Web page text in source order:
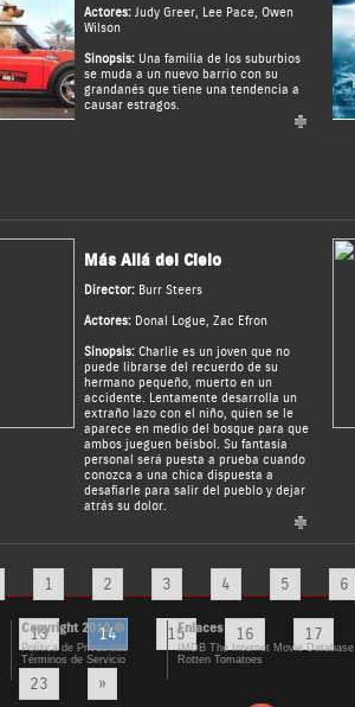
Actores: Judy Greer, Lee Pace, Owen
Wilson
Sinopsis:Una familia de los suburbios
se muda a un nuevo barrio con su
grandanés que tiene una tendencia a
causar estragos.
Más Allá del Cielo
Director: Burr Steers
Actores: Donal Logue, Zac Efron
Sinopsis:Charlie es un joven que no
puede librarse del recuerdo de su
hermano pequeño, muerto en un
accidente. Lentamente desarrolla un
extraño lazo con el niño, quien se le
aparece en medio del bosque para que
ambos jueguen béisbol. Su fantasía
personal será puesta a prueba cuando
conozca a una chica dispuesta a
desafiarle para salir del pueblo y dejar
atrás su dolor.
1 2 3 4 5 6
13 14 15 16 17
23 »
Copyright 2010 © Enlaces
Política de Privacidad
Términos de Servicio
IMDB The Internet Movie Database
Rotten Tomatoes